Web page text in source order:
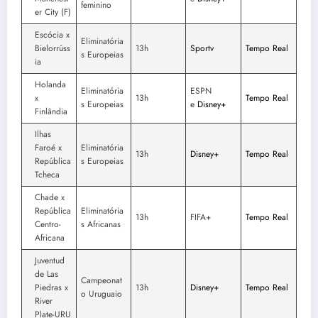
er City (F)
feminino
Escócia x
Bielorrúss
ia
Eliminatória
s Europeias
13h Sportv Tempo Real
Holanda
x
Finlândia
Eliminatória
s Europeias
13h
ESPN
e Disney+ Tempo Real
Ilhas
Faroé x
República
Tcheca
Eliminatória
s Europeias
13h Disney+ Tempo Real
Chade x
República
Centro-
Africana
Eliminatória
s Africanas
13h FIFA+ Tempo Real
Juventud
de Las
Piedras x
River
Plate-URU
Campeonat
o Uruguaio
13h Disney+ Tempo Real